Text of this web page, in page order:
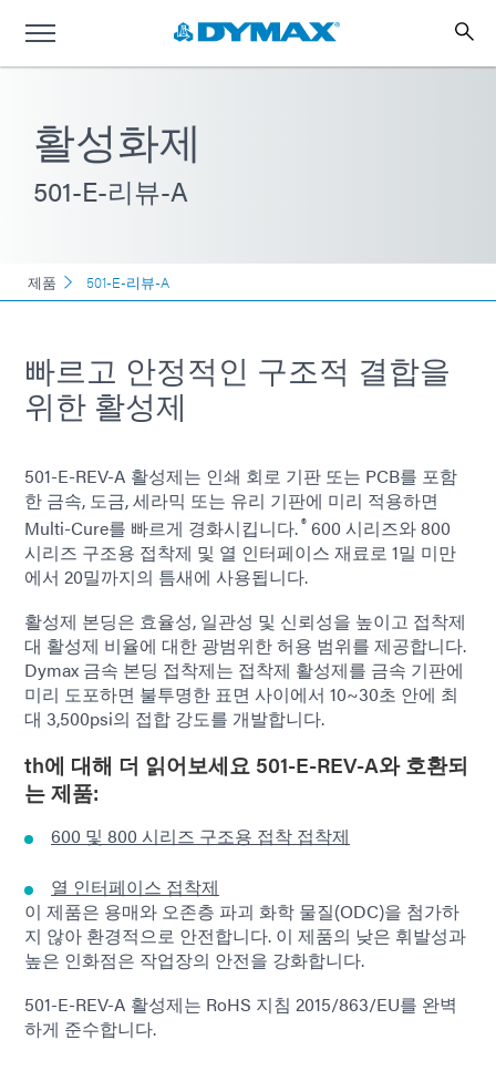
활성화제
501-E-리뷰-A
제품 501-E-리뷰-A
빠르고 안정적인 구조적 결합을
위한 활성제
501-E-REV-A 활성제는 인쇄 회로 기판 또는 PCB를 포함
한 금속, 도금, 세라믹 또는 유리 기판에 미리 적용하면
Multi-Cure를 빠르게 경화시킵니다.® 600 시리즈와 800
시리즈 구조용 접착제 및 열 인터페이스 재료로 1밀 미만
에서 20밀까지의 틈새에 사용됩니다.
활성제 본딩은 효율성, 일관성 및 신뢰성을 높이고 접착제
대 활성제 비율에 대한 광범위한 허용 범위를 제공합니다.
Dymax 금속 본딩 접착제는 접착제 활성제를 금속 기판에
미리 도포하면 불투명한 표면 사이에서 10~30초 안에 최
대 3,500psi의 접합 강도를 개발합니다.
th에 대해 더 읽어보세요 501-E-REV-A와 호환되
는 제품:
600 및 800 시리즈 구조용 접착 접착제
열 인터페이스 접착제
이 제품은 용매와 오존층 파괴 화학 물질(ODC)을 첨가하
지 않아 환경적으로 안전합니다. 이 제품의 낮은 휘발성과
높은 인화점은 작업장의 안전을 강화합니다.
501-E-REV-A 활성제는 RoHS 지침 2015/863/EU를 완벽
하게 준수합니다.